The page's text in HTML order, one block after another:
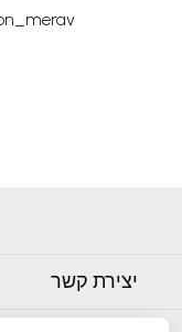
יצירת קשר